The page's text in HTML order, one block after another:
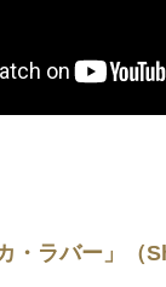
・ラバー」（